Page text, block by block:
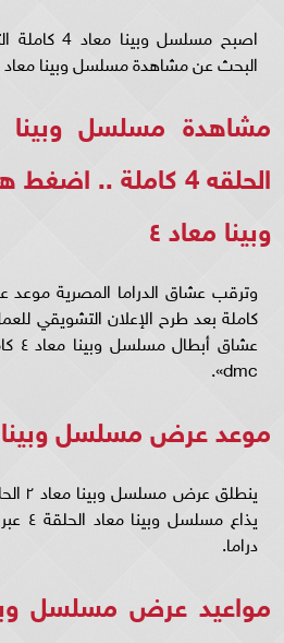
اصبح مسلسل
البحث عن مشاهدة مسلسل وبينا معاد 4 المميز.
مشاهدة مسلسل وبينا
الحلقه 4 كاملة ..
اضغط
وبينا معاد ٤
كاملة بعد طرح الإعلان التشويقي
dmc».
موعد عرض مسلسل وبينا معاد 2
دراما.